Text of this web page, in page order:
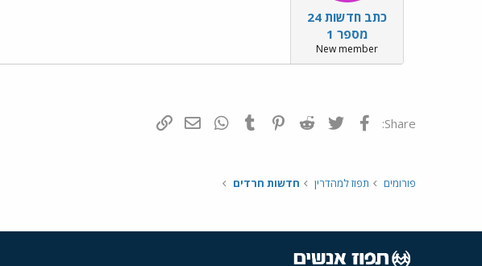
כתב חדשות 24
מספר 1
New member
Share: פייסבוק Twitter
Reddit
Pinterest
Tumblr
WhatsAppדואר אלקטרוני
פורומים תפוז למהדרין חדשות חרדים